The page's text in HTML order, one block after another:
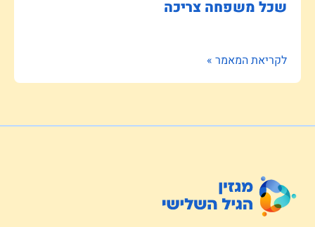
שכל משפחה צריכה
לקריאת המאמר »